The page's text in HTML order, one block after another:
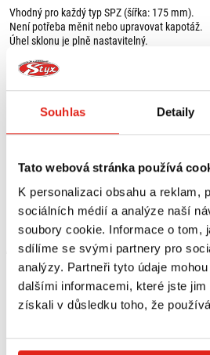
Souhlas Detaily
Tato webová stránka používá
K personalizaci obsahu a reklam,
sociálních médií a analýze naší
soubory cookie. Informace o tom,
sdílíme se svými partnery pro
analýzy. Partneři tyto údaje
dalšími informacemi, které jste
získali v důsledku toho, že
Vhodný pro každý typ SPZ (šířka: 175 mm).
Není potřeba měnit nebo upravovat kapotáž.
Úhel sklonu je plně nastavitelný.
Velmi dobře padnoucí, sportovní vzhled.
2 x držák indikátorů M8,
dodatočné vnitřní úhly.
Vhodné pro:
BENELLI BN 125 (19-23)
Zobrazit více
MOHLO BY SE VÁM LÍBIT